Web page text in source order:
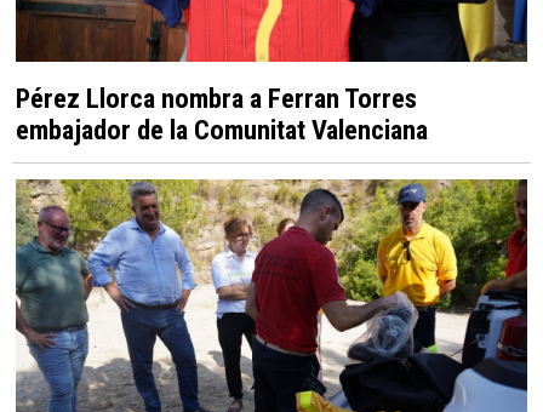
Pérez Llorca nombra a Ferran Torres
embajador de la Comunitat Valenciana